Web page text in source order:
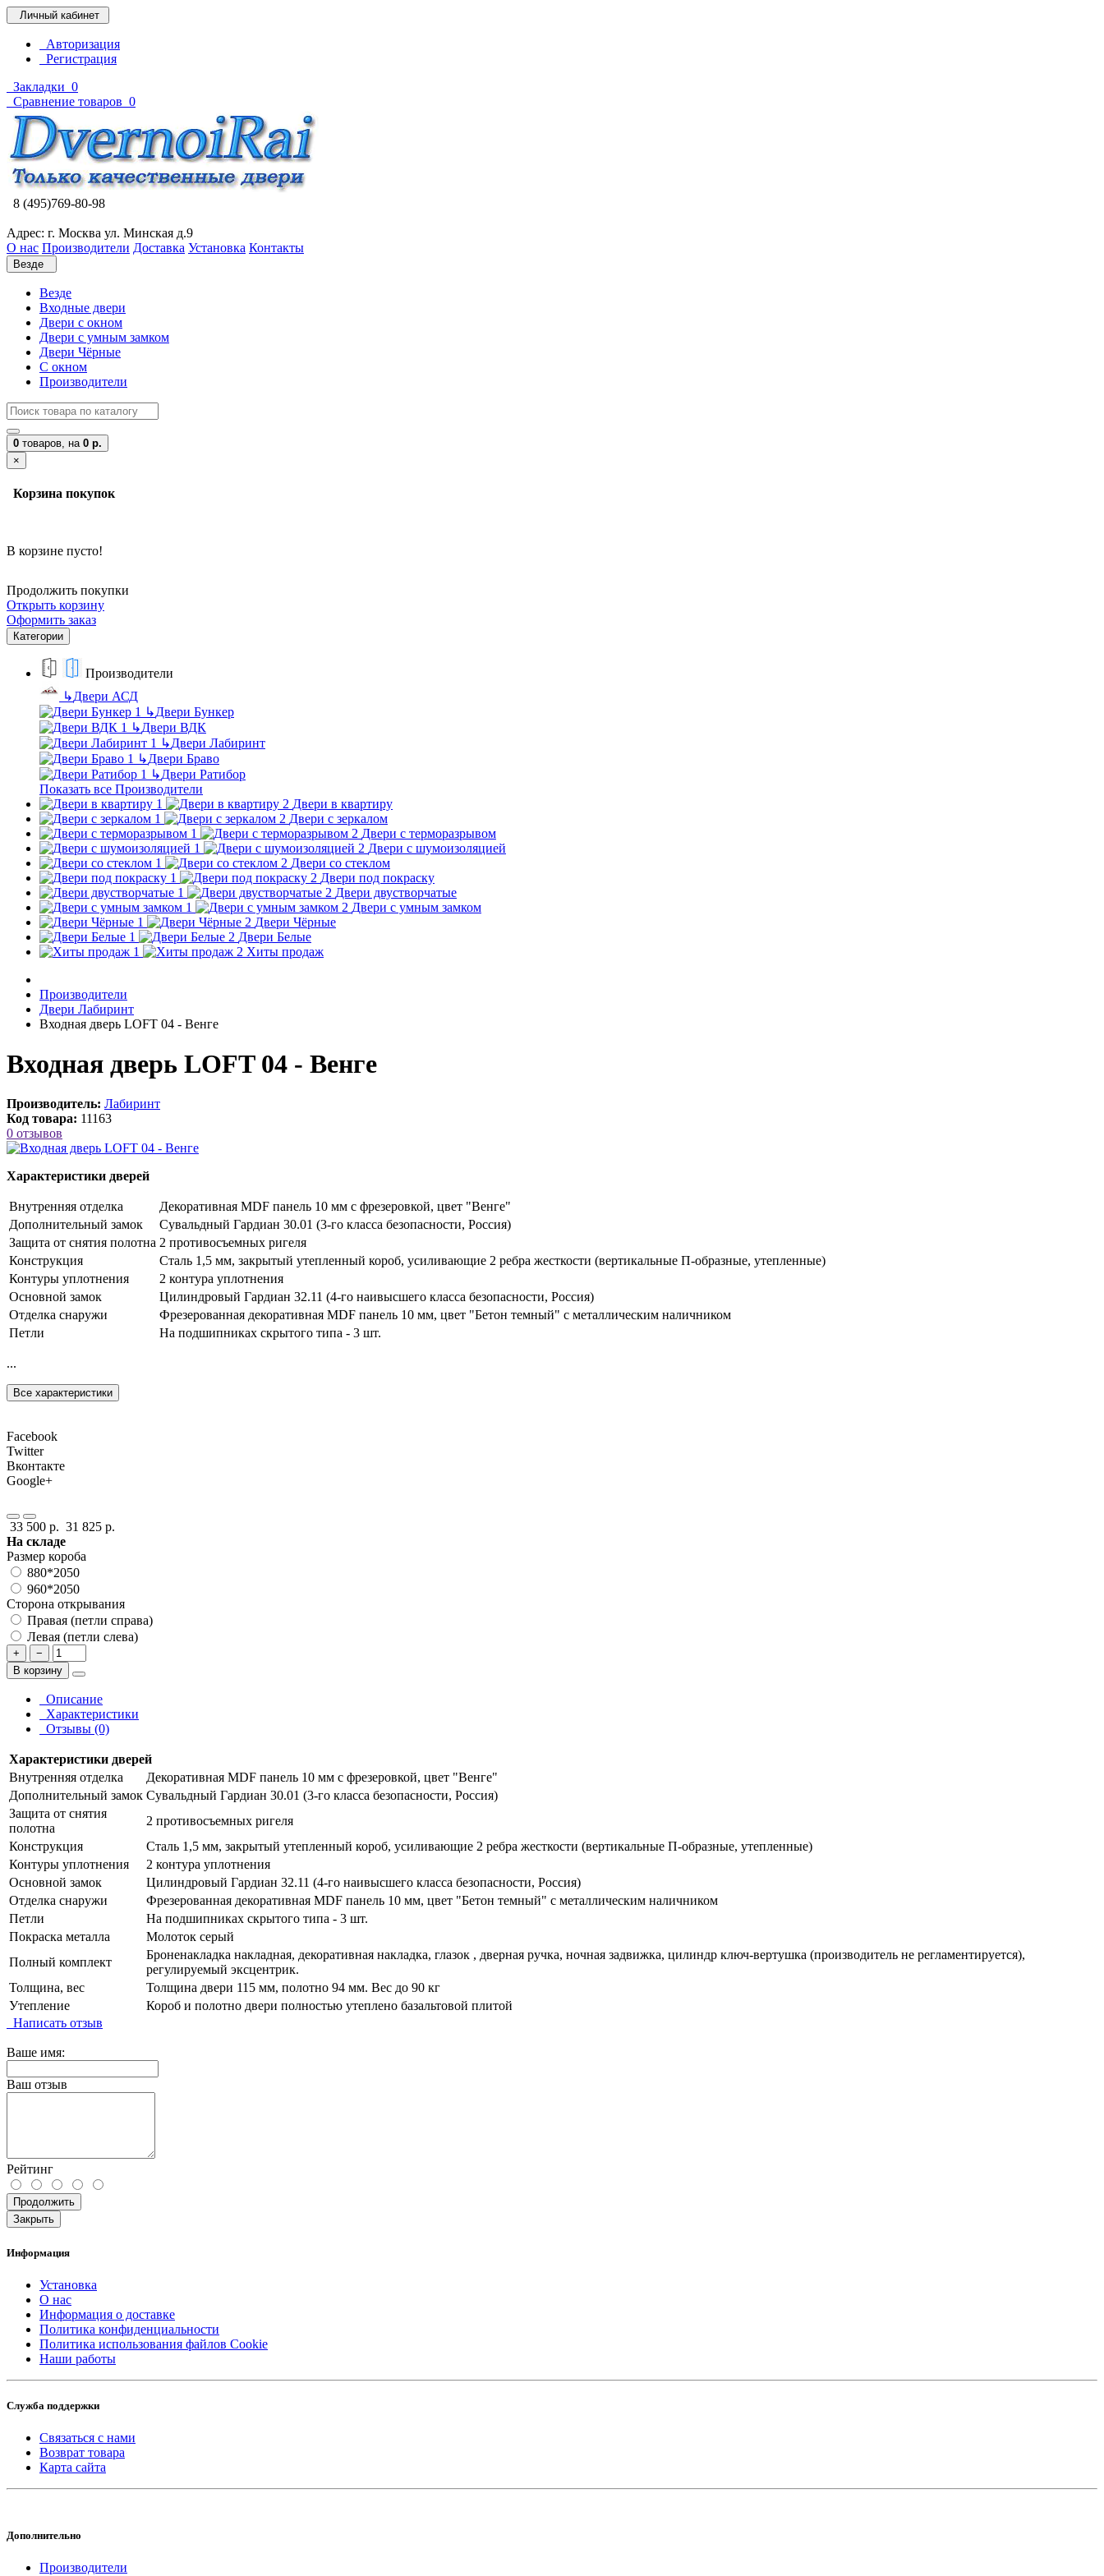
Личный кабинет
Авторизация
Регистрация
Закладки 0
Сравнение товаров 0
8 (495)769-80-98
Адрес: г. Москва ул. Минская д.9
О нас Производители Доставка Установка Контакты
Везде
Везде
Входные двери
Двери с окном
Двери с умным замком
Двери Чёрные
C окном
Производители
0 товаров, на 0 р.
×
Корзина покупок
В корзине пусто!
Продолжить покупки
Открыть корзину
Оформить заказ
Категории
Производители
↳Двери АСД
↳Двери Бункер
↳Двери ВДК
↳Двери Лабиринт
↳Двери Браво
↳Двери Ратибор
Показать все Производители
Двери в квартиру
Двери с зеркалом
Двери с терморазрывом
Двери с шумоизоляцией
Двери со стеклом
Двери под покраску
Двери двустворчатые
Двери с умным замком
Двери Чёрные
Двери Белые
Хиты продаж
Производители
Двери Лабиринт
Входная дверь LOFT 04 - Венге
Входная дверь LOFT 04 - Венге
Производитель: Лабиринт
Код товара: 11163
0 отзывов
Характеристики дверей
Внутренняя отделка
Декоративная MDF панель 10 мм с фрезеровкой, цвет "Венге"
Дополнительный замок
Сувальдный Гардиан 30.01 (3-го класса безопасности, Россия)
Защита от снятия полотна 2 противосъемных ригеля
Конструкция
Сталь 1,5 мм, закрытый утепленный короб, усиливающие 2 ребра жесткости (вертикальные П-образные, утепленные)
Контуры уплотнения
2 контура уплотнения
Основной замок
Цилиндровый Гардиан 32.11 (4-го наивысшего класса безопасности, Россия)
Отделка снаружи
Фрезерованная декоративная MDF панель 10 мм, цвет "Бетон темный" с металлическим наличником
Петли
На подшипниках скрытого типа - 3 шт.
...
Все характеристики
Facebook
Twitter
Вконтакте
Google+
33 500 р. 31 825 р.
На складе
Размер короба
880*2050
960*2050
Сторона открывания
Правая (петли справа)
Левая (петли слева)
+
−
В корзину
Описание
Характеристики
Отзывы (0)
Характеристики дверей
Внутренняя отделка
Декоративная MDF панель 10 мм с фрезеровкой, цвет "Венге"
Дополнительный замок Сувальдный Гардиан 30.01 (3-го класса безопасности, Россия)
Защита от снятия
полотна
2 противосъемных ригеля
Конструкция
Сталь 1,5 мм, закрытый утепленный короб, усиливающие 2 ребра жесткости (вертикальные П-образные, утепленные)
Контуры уплотнения
2 контура уплотнения
Основной замок
Цилиндровый Гардиан 32.11 (4-го наивысшего класса безопасности, Россия)
Отделка снаружи
Фрезерованная декоративная MDF панель 10 мм, цвет "Бетон темный" с металлическим наличником
Петли
На подшипниках скрытого типа - 3 шт.
Покраска металла
Молоток серый
Полный комплект
Броненакладка накладная, декоративная накладка, глазок , дверная ручка, ночная задвижка, цилиндр ключ-вертушка (производитель не регламентируется),
регулируемый эксцентрик.
Толщина, вес
Толщина двери 115 мм, полотно 94 мм. Вес до 90 кг
Утепление
Короб и полотно двери полностью утеплено базальтовой плитой
Написать отзыв
Ваше имя:
Ваш отзыв
Рейтинг
Продолжить
Закрыть
Информация
Установка
О нас
Информация о доставке
Политика конфиденциальности
Политика использования файлов Cookie
Наши работы
Служба поддержки
Связаться с нами
Возврат товара
Карта сайта
Дополнительно
Производители